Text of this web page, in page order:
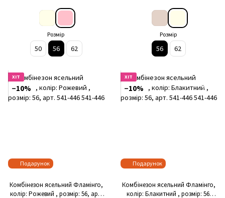
Розмір
50 56 62
Розмір
56 62
Подарунок
ХІТ
−10%
Комбінезон ясельний Фламінго,
колір: Рожевий , розмір: 56, арт.
Подарунок
ХІТ
−10%
Комбінезон ясельний Фламінго,
колір: Блакитний , розмір: 56,